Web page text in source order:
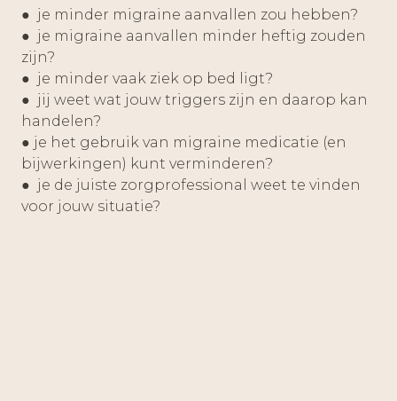
● je minder migraine aanvallen zou hebben?
● je migraine aanvallen minder heftig zouden
zijn?
● je minder vaak ziek op bed ligt?
● jij weet wat jouw triggers zijn en daarop kan
handelen?
● je het gebruik van migraine medicatie (en
bijwerkingen) kunt verminderen?
● je de juiste zorgprofessional weet te vinden
voor jouw situatie?